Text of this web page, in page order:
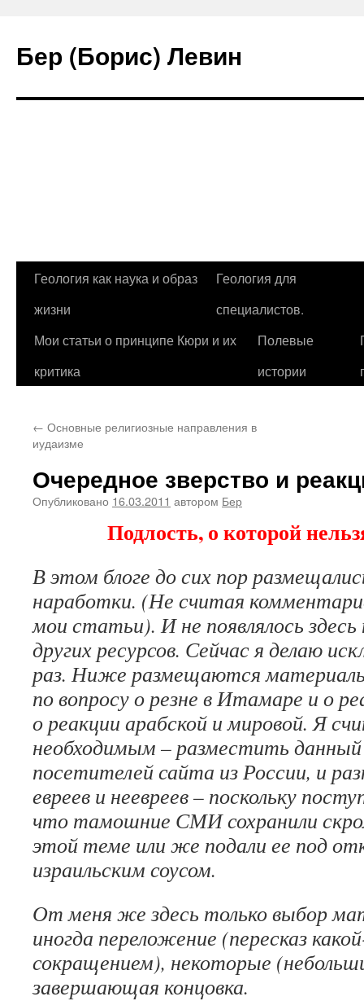
Бер (Борис) Левин
Перейти
содержимому
Геология как наука и образ
жизни
Геология для
специалистов.
Мои статьи о принципе Кюри и их
критика
Полевые
истории
← Основные религиозные направления в
иудаизме
Очередное зверство и
Опубликовано 16.03.2011 автором Бер
Подлость, о которой
В этом блоге до сих пор
наработки. (Не считая
мои статьи). И не появлялось здесь
других ресурсов. Сейчас я делаю
раз. Ниже размещаются
по вопросу о резне в Итамаре и о
о реакции арабской и мировой. Я
необходимым – разместить
посетителей сайта из России, и
евреев и неевреев – поскольку
что тамошние СМИ сохранили
этой теме или же подали ее под
израильским соусом.
От меня же здесь только выбор
иногда переложение (пересказ
сокращением), некоторые
завершающая концовка.